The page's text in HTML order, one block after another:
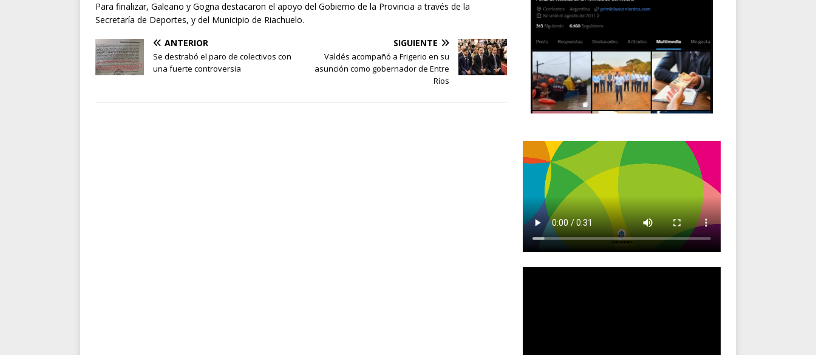
Para finalizar, Galeano y Gogna destacaron el apoyo del Gobierno de la Provincia a través de la
Secretaría de Deportes, y del Municipio de Riachuelo.
ANTERIOR
Se destrabó el paro de colectivos con
una fuerte controversia
SIGUIENTE
Valdés acompañó a Frigerio en su
asunción como gobernador de Entre
Ríos